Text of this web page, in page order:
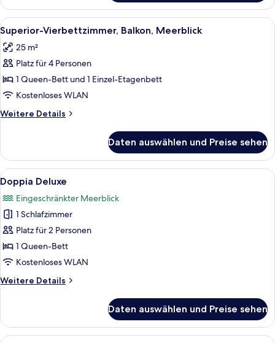
Vierbettzimmer,
Balkon
Alle
Fotos
für
Superior-
Vierbettzimmer,
Balkon,
Meerblick
anzeigen
Ein modernes Schlafzimmer mit
4
Superior-Vierbettzimmer, Balkon, Meerblick
25 m²
Platz für 4 Personen
1 Queen-Bett und 1 Einzel-Etagenbett
Kostenloses WLAN
Weitere Details
Weitere
Vierbettzimmer,
Balkon,
Meerblick
Daten auswählen und Preise sehen
Alle
Fotos
für
Doppia
Deluxe
anzeigen
Ein modernes Hotelzimmer mit
2
Doppia Deluxe
Eingeschränkter Meerblick
1 Schlafzimmer
Platz für 2 Personen
1 Queen-Bett
Kostenloses WLAN
Weitere Details
Weitere
Deluxe
Daten auswählen und Preise sehen
Ein modernes Schlafzimmer mit